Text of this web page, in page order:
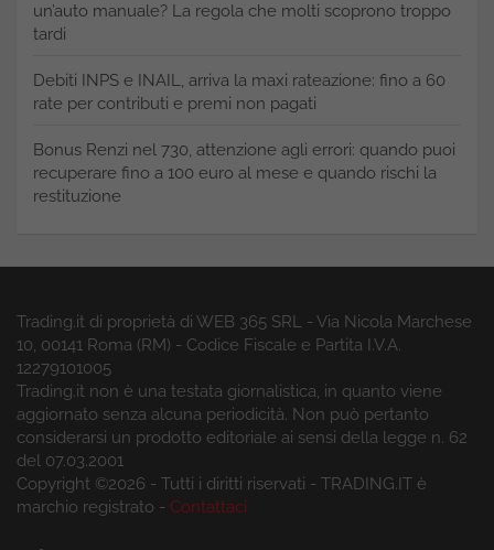
un’auto manuale? La regola che molti scoprono troppo
tardi
Debiti INPS e INAIL, arriva la maxi rateazione: fino a 60
rate per contributi e premi non pagati
Bonus Renzi nel 730, attenzione agli errori: quando puoi
recuperare fino a 100 euro al mese e quando rischi la
restituzione
Trading.it di proprietà di WEB 365 SRL - Via Nicola Marchese
10, 00141 Roma (RM) - Codice Fiscale e Partita I.V.A.
12279101005
Trading.it non è una testata giornalistica, in quanto viene
aggiornato senza alcuna periodicità. Non può pertanto
considerarsi un prodotto editoriale ai sensi della legge n. 62
del 07.03.2001
Copyright ©2026 - Tutti i diritti riservati - TRADING.IT è
marchio registrato - Contattaci